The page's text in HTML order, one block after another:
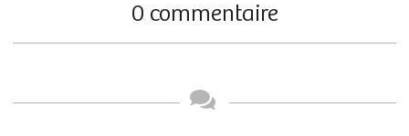
0 commentaire